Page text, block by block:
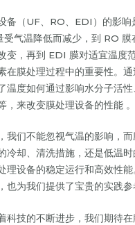
备（UF、RO、EDI）的影响
受气温降低而减少，到 RO
变，再到 EDI 膜对适宜温度
在膜处理过程中的重要性。
温度如何通过影响水分子活
，来改变膜处理设备的性能 。
我们不能忽视气温的影响，而
冷却、清洗措施，还是低温
理设备的稳定运行和高效性
也为我们提供了宝贵的实践参
科技的不断进步，我们期待